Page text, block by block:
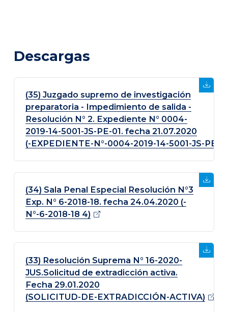
Descargas
(35) Juzgado supremo de investigación
preparatoria - Impedimiento de salida -
Resolución N° 2. Expediente N° 0004-
2019-14-5001-JS-PE-01. fecha 21.07.2020
(-EXPEDIENTE-N°-0004-2019-14-5001-JS-PE-
(34) Sala Penal Especial Resolución N°3
Exp. N° 6-2018-18. fecha 24.04.2020 (-
N°-6-2018-18 4)
(33) Resolución Suprema N° 16-2020-
JUS.Solicitud de extradicción activa.
Fecha 29.01.2020
(SOLICITUD-DE-EXTRADICCIÓN-ACTIVA)